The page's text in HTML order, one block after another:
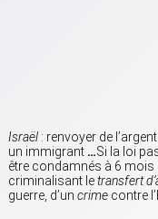
Israël : renvoyer de
un immigrant …Si la loi
être condamnés à 6 mois
criminalisant letransfert
guerre, d’un crime contre